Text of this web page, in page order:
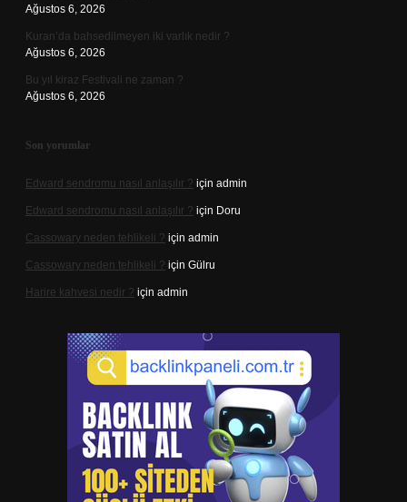
Ağustos 6, 2026
Kuran’da bahsedilmeyen iki varlık nedir ?
Ağustos 6, 2026
Bu yıl kiraz Festivali ne zaman ?
Ağustos 6, 2026
Son yorumlar
Edward sendromu nasıl anlaşılır ? için admin
Edward sendromu nasıl anlaşılır ? için Doru
Cassowary neden tehlikeli ? için admin
Cassowary neden tehlikeli ? için Gülru
Harire kahvesi nedir ? için admin